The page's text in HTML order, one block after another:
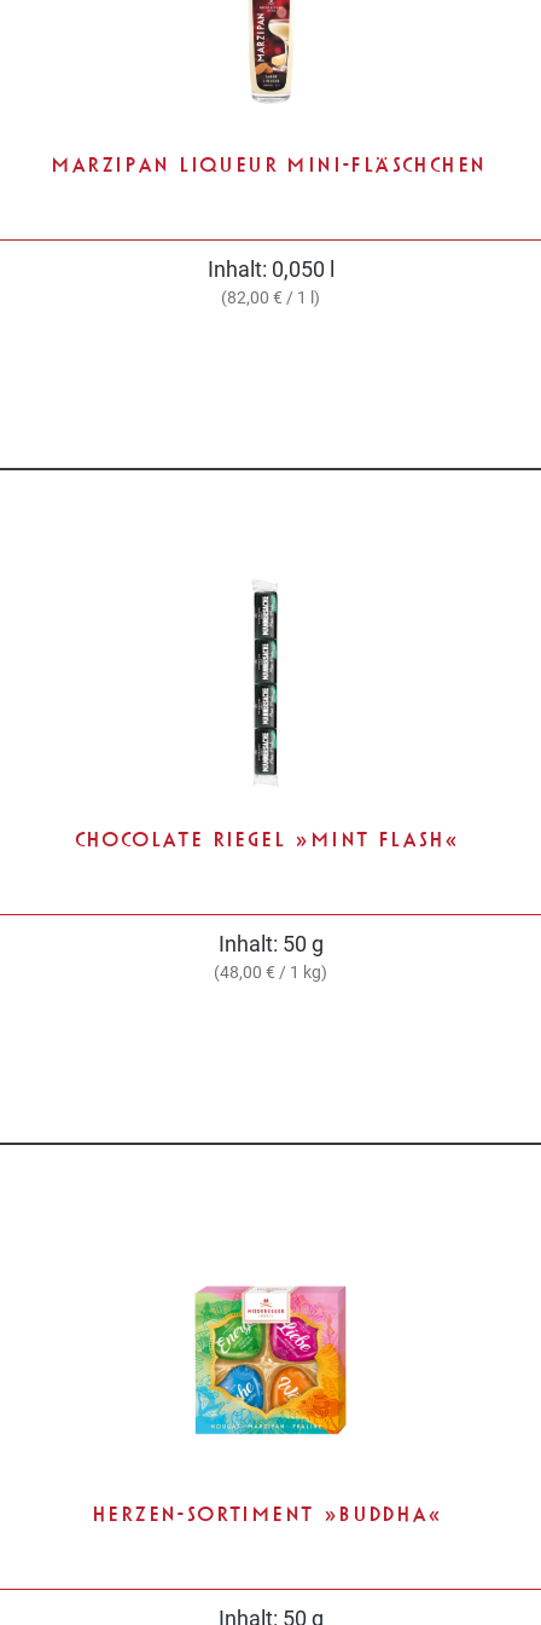
MARZIPAN LIQUEUR MINI-FLÄSCHCHEN
Inhalt: 0,050 l
(82,00 € / 1 l)
CHOCOLATE RIEGEL »MINT FLASH«
Inhalt: 50 g
(48,00 € / 1 kg)
HERZEN-SORTIMENT »BUDDHA«
Inhalt: 50 g